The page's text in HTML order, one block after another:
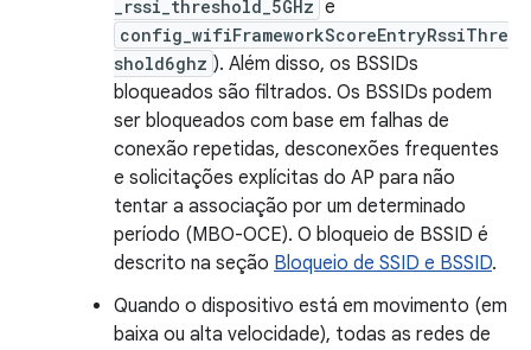
_rssi_threshold_5GHz e
config_wifiFrameworkScoreEntryRssiThre
shold6ghz ). Além disso, os BSSIDs
bloqueados são filtrados. Os BSSIDs podem
ser bloqueados com base em falhas de
conexão repetidas, desconexões frequentes
e solicitações explícitas do AP para não
tentar a associação por um determinado
período (MBO-OCE). O bloqueio de BSSID é
descrito na seção Bloqueio de SSID e BSSID.
Quando o dispositivo está em movimento (em
baixa ou alta velocidade), todas as redes de